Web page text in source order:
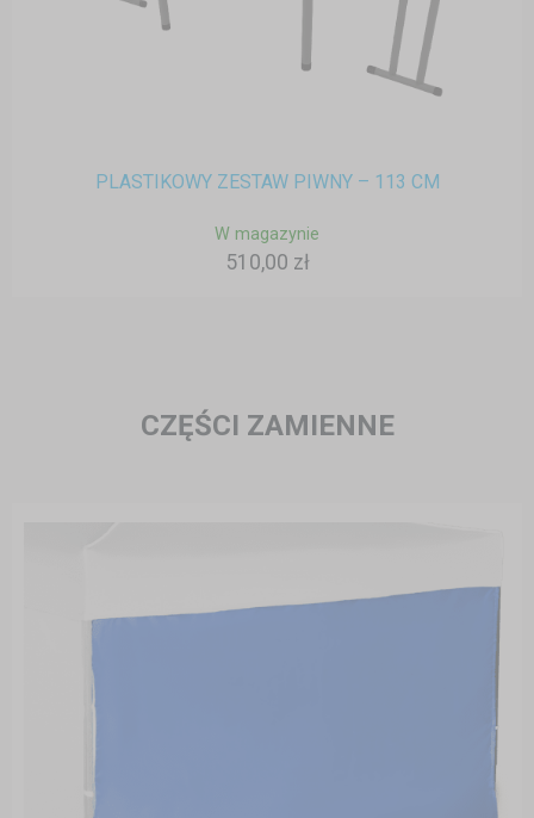
PLASTIKOWY ZESTAW PIWNY – 113 CM
W magazynie
510,00 zł
CZĘŚCI ZAMIENNE